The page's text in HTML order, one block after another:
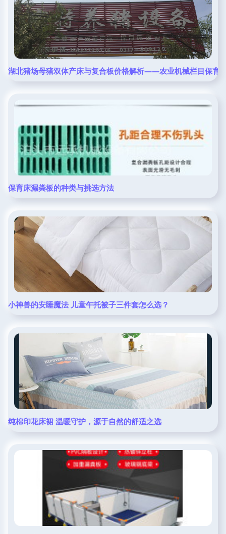
湖北猪场母猪双体产床与复合板价格解析——农业机械栏目保育
保育床漏粪板的种类与挑选方法
小神兽的安睡魔法 儿童午托被子三件套怎么选？
纯棉印花床裙 温暖守护，源于自然的舒适之选